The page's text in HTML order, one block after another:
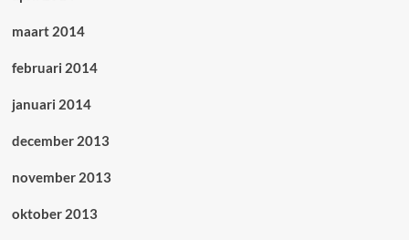
maart 2014
februari 2014
januari 2014
december 2013
november 2013
oktober 2013